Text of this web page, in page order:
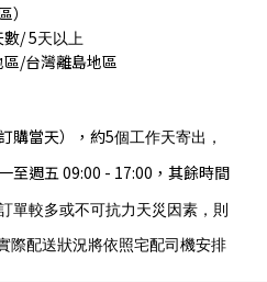
/ 5天以上
/台灣離島地區
購當天），約5個工作天寄出，
至週五 09:00 - 17:00，其餘時間
單較多或不可抗力天災因素，則
際配送狀況將依照宅配司機安排